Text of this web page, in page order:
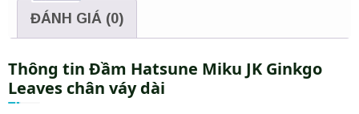
lượng
ĐÁNH GIÁ (0)
Thông tin Đầm Hatsune Miku JK Ginkgo
Leaves chân váy dài